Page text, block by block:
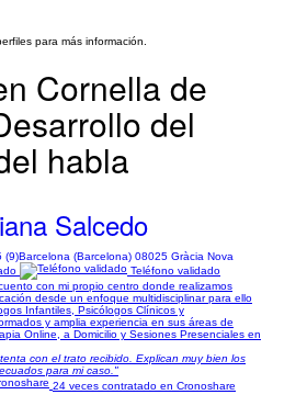
para más información.
Cornella de
del
habla
Salcedo
(9)Barcelona (Barcelona) 08025 Gràcia Nova
Teléfono validado
con mi propio centro donde realizamos
desde un enfoque multidisciplinar para ello
Infantiles, Psicólogos Clínicos y
y amplia experiencia en sus áreas de
Online, a Domicilio y Sesiones Presenciales en
con el trato recibido. Explican muy bien los
para mi caso."
24 veces contratado en Cronoshare